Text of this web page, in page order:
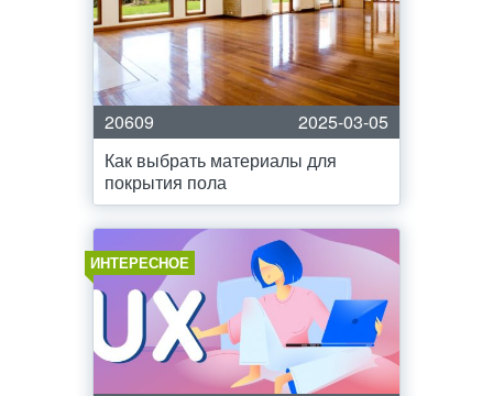
20609
2025-03-05
Как выбрать материалы для
покрытия пола
ИНТЕРЕСНОЕ